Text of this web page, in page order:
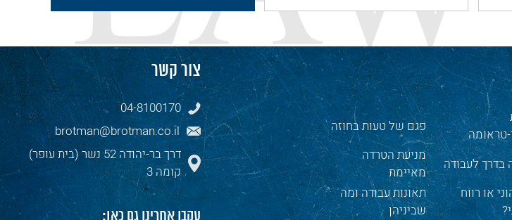
טראומה
פגם של טעות בחוזה
בדרך לעבודה
מניעת הטרדה
מאיימת
או רווח
תאונות עבודה ומה
שביניהן
צור קשר
04-8100170
brotman@brotman.co.il
דרך בר-יהודה 52 נשר (בית עופר)
קומה 3